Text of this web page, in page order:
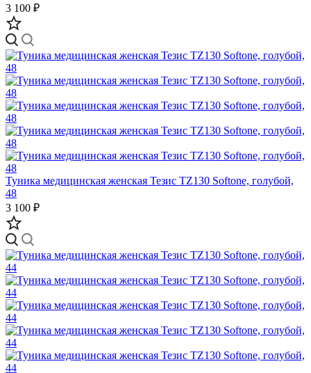
3 100 ₽
Туника медицинская женская Тезис TZ130 Softone, голубой,
48
3 100 ₽